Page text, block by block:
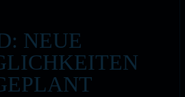
NEUE